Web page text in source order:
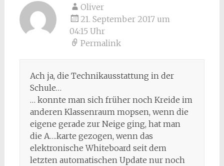
Oliver
21. September 2017 um
04:15 Uhr
Permalink
Ach ja, die Technikausstattung in der
Schule…
… konnte man sich früher noch Kreide im
anderen Klassenraum mopsen, wenn die
eigene gerade zur Neige ging, hat man
die A….karte gezogen, wenn das
elektronische Whiteboard seit dem
letzten automatischen Update nur noch